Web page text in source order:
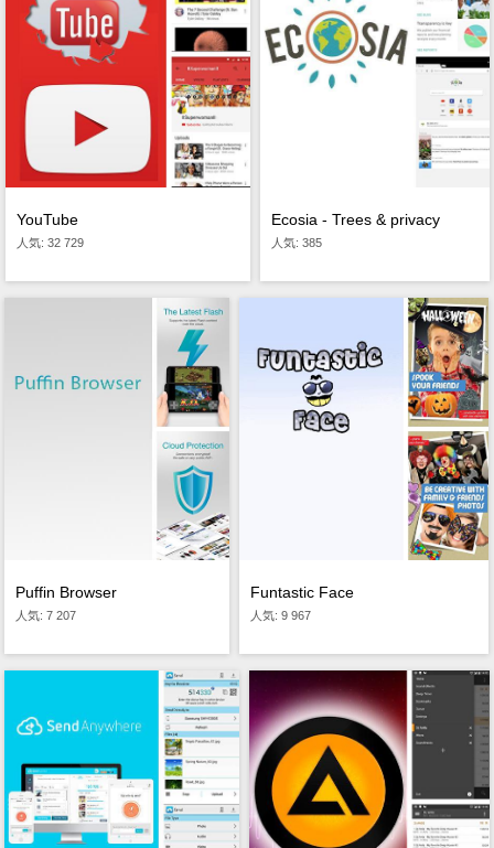
YouTube
人気: 32 729
Ecosia - Trees & privacy
人気: 385
Puffin Browser
人気: 7 207
Funtastic Face
人気: 9 967